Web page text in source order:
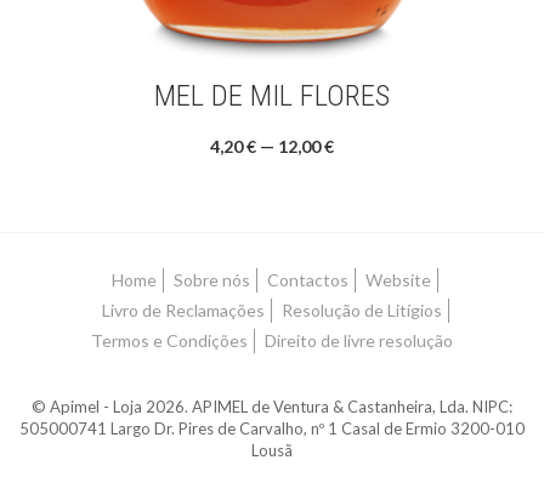
MEL DE MIL FLORES
4,20 € — 12,00 €
Home Sobre nós Contactos
Website
Livro de Reclamações
Resolução de Litígios
Termos e Condições
Direito de livre resolução
© Apimel - Loja 2026. APIMEL de Ventura & Castanheira, Lda. NIPC:
505000741 Largo Dr. Pires de Carvalho, nº 1 Casal de Ermio 3200-010
Lousã